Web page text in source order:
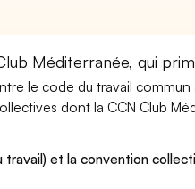
Méditerranée, qui
le code du travail
dont la CCN Club
et la convention